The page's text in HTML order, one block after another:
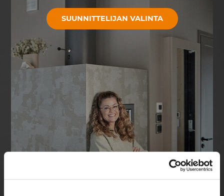
ratkaiseva merkitys
SUUNNITTELIJAN VALINTA